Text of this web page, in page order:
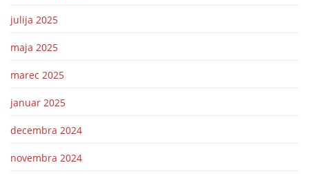
julija 2025
maja 2025
marec 2025
januar 2025
decembra 2024
novembra 2024